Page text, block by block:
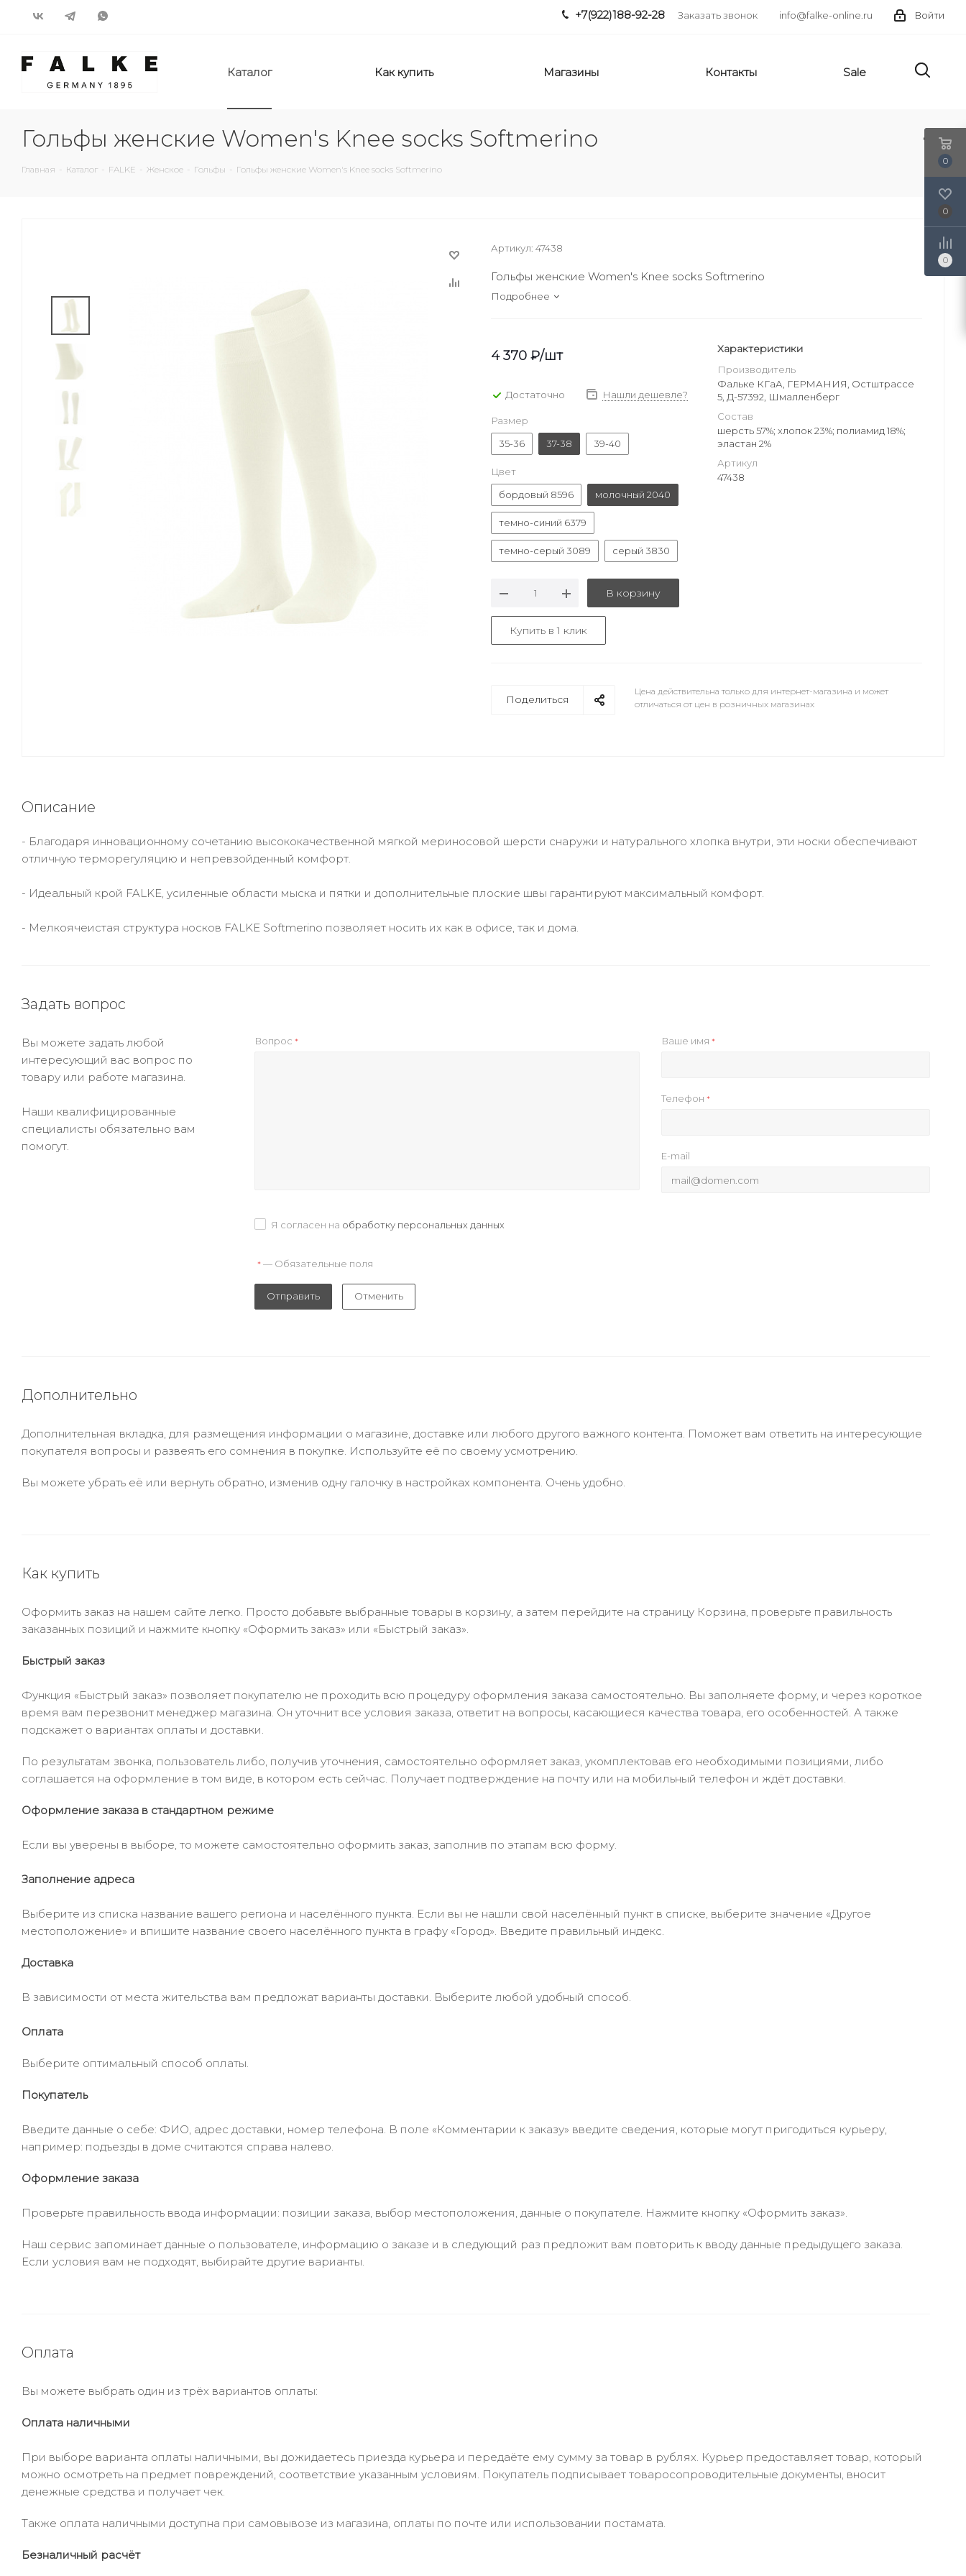
Войти
info@falke-online.ru
+7(922)188-92-28 Заказать звонок
Каталог Как купить Магазины Контакты Sale
Гольфы женские Women's Knee socks Softmerino
Главная - Каталог - FALKE - Женское - Гольфы - Гольфы женские Women's Knee socks Softmerino
Артикул: 47438
Гольфы женские Women's Knee socks Softmerino
Подробнее
4 370 ₽/шт
Достаточно Нашли дешевле?
Размер
35-36
37-38 39-40
Цвет
бордовый 8596
молочный 2040
темно-синий 6379
темно-серый 3089 серый 3830
В корзину
Купить в 1 клик
Характеристики
Производитель
Фальке КГаА, ГЕРМАНИЯ, Остштрассе
5, Д-57392, Шмалленберг
Состав
шерсть 57%; хлопок 23%; полиамид 18%;
эластан 2%
Артикул
47438
Поделиться
Цена действительна только для интернет-магазина и может
отличаться от цен в розничных магазинах
Описание
- Благодаря инновационному сочетанию высококачественной мягкой мериносовой шерсти снаружи и натурального хлопка внутри, эти носки обеспечивают
отличную терморегуляцию и непревзойденный комфорт.
- Идеальный крой FALKE, усиленные области мыска и пятки и дополнительные плоские швы гарантируют максимальный комфорт.
- Мелкоячеистая структура носков FALKE Softmerino позволяет носить их как в офисе, так и дома.
Задать вопрос
Вы можете задать любой
интересующий вас вопрос по
товару или работе магазина.
Наши квалифицированные
специалисты обязательно вам
помогут.
Вопрос * Ваше имя *
Телефон *
E-mail
Я согласен на обработку персональных данных
*— Обязательные поля
Отправить Отменить
Дополнительно
Дополнительная вкладка, для размещения информации о магазине, доставке или любого другого важного контента. Поможет вам ответить на интересующие
покупателя вопросы и развеять его сомнения в покупке. Используйте её по своему усмотрению.
Вы можете убрать её или вернуть обратно, изменив одну галочку в настройках компонента. Очень удобно.
Как купить
Оформить заказ на нашем сайте легко. Просто добавьте выбранные товары в корзину, а затем перейдите на страницу Корзина, проверьте правильность
заказанных позиций и нажмите кнопку «Оформить заказ» или «Быстрый заказ».
Быстрый заказ
Функция «Быстрый заказ» позволяет покупателю не проходить всю процедуру оформления заказа самостоятельно. Вы заполняете форму, и через короткое
время вам перезвонит менеджер магазина. Он уточнит все условия заказа, ответит на вопросы, касающиеся качества товара, его особенностей. А также
подскажет о вариантах оплаты и доставки.
По результатам звонка, пользователь либо, получив уточнения, самостоятельно оформляет заказ, укомплектовав его необходимыми позициями, либо
соглашается на оформление в том виде, в котором есть сейчас. Получает подтверждение на почту или на мобильный телефон и ждёт доставки.
Оформление заказа в стандартном режиме
Если вы уверены в выборе, то можете самостоятельно оформить заказ, заполнив по этапам всю форму.
Заполнение адреса
Выберите из списка название вашего региона и населённого пункта. Если вы не нашли свой населённый пункт в списке, выберите значение «Другое
местоположение» и впишите название своего населённого пункта в графу «Город». Введите правильный индекс.
Доставка
В зависимости от места жительства вам предложат варианты доставки. Выберите любой удобный способ.
Оплата
Выберите оптимальный способ оплаты.
Покупатель
Введите данные о себе: ФИО, адрес доставки, номер телефона. В поле «Комментарии к заказу» введите сведения, которые могут пригодиться курьеру,
например: подъезды в доме считаются справа налево.
Оформление заказа
Проверьте правильность ввода информации: позиции заказа, выбор местоположения, данные о покупателе. Нажмите кнопку «Оформить заказ».
Наш сервис запоминает данные о пользователе, информацию о заказе и в следующий раз предложит вам повторить к вводу данные предыдущего заказа.
Если условия вам не подходят, выбирайте другие варианты.
Оплата
Вы можете выбрать один из трёх вариантов оплаты:
Оплата наличными
При выборе варианта оплаты наличными, вы дожидаетесь приезда курьера и передаёте ему сумму за товар в рублях. Курьер предоставляет товар, который
можно осмотреть на предмет повреждений, соответствие указанным условиям. Покупатель подписывает товаросопроводительные документы, вносит
денежные средства и получает чек.
Также оплата наличными доступна при самовывозе из магазина, оплаты по почте или использовании постамата.
Безналичный расчёт
0
0
0